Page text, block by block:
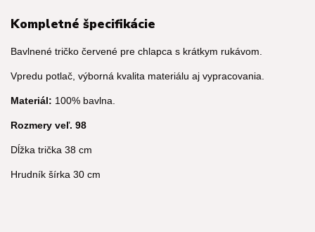
Kompletné špecifikácie
Bavlnené tričko červené pre chlapca s krátkym rukávom.
Vpredu potlač, výborná kvalita materiálu aj vypracovania.
Materiál: 100% bavlna.
Rozmery veľ. 98
Dĺžka trička 38 cm
Hrudník šírka 30 cm